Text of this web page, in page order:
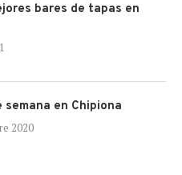
bares de tapas en
semana en Chipiona
2020